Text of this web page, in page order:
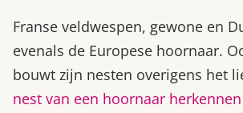
Franse veldwespen, gewone en
evenals de Europese hoornaar.
bouwt zijn nesten overigens het
nest van een hoornaar herkennen